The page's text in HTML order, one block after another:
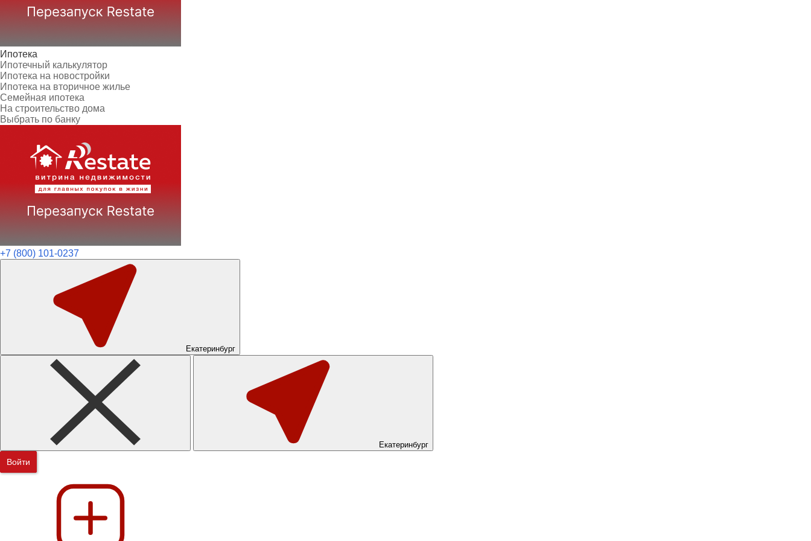
Ипотека
Ипотечный калькулятор
Ипотека на новостройки
Ипотека на вторичное жилье
Семейная ипотека
На строительство дома
Выбрать по банку
+7 (800) 101-0237
Екатеринбург
Екатеринбург
Войти